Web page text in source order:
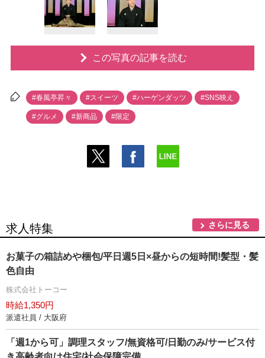
この写真の記事を読む
#春風亭昇々 #スイーツ #ハーゲンダッツ #SNS映え
#グルメ #新商品 #限定
求人特集 さらに見る
お菓子の箱詰めや梱包/平日週5日×昼からの短時間!髪型・髪
色自由
株式会社トーコー
時給1,350円
派遣社員 / 大阪府
「週1から可」調理スタッフ/無資格可/日勤のみ/サービス付